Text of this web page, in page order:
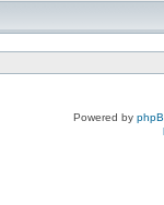
Powered by